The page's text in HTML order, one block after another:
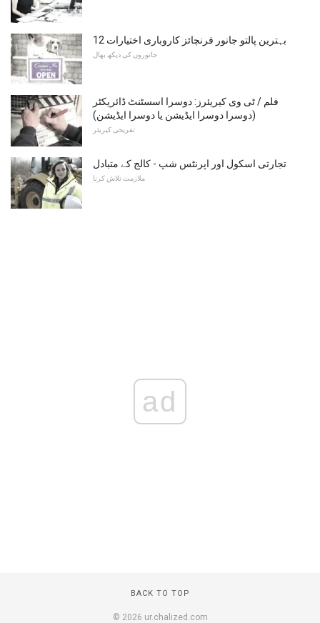
12 بہترین پالتو جانور فرنچائز کاروباری اختیارات
جانوروں کی دیکھ بھال
فلم / ٹی وی کیریئرز: دوسرا اسسٹنٹ ڈائریکٹر
(دوسرا دوسرا ایڈیشن یا دوسرا ایڈیشن)
تفریحی کیریئر
تجارتی اسکول اور اپرنٹس شپ - کالج کے متبادل
ملازمت تلاش کرنا
ad
BACK TO TOP
© 2026 ur.chalized.com